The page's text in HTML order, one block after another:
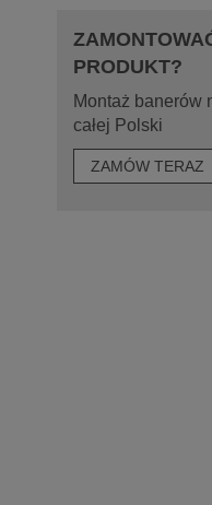
PRODUKT?
Montaż banerów
całej Polski
ZAMÓW TERAZ